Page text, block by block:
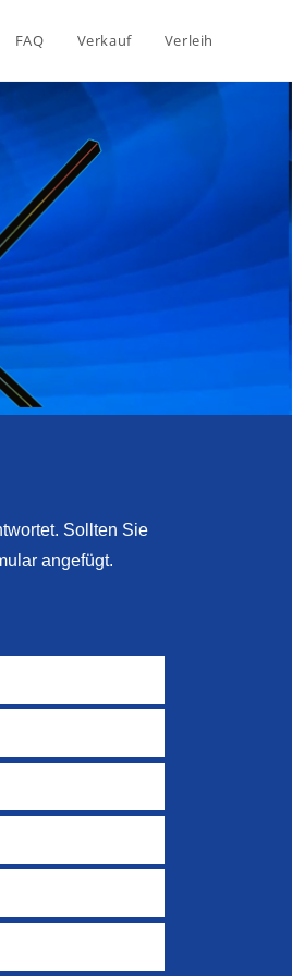
FAQ Verkauf Verleih
Sollten Sie
angefügt.